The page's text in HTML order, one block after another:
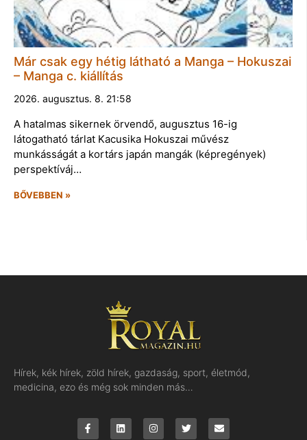
Már csak egy hétig látható a Manga – Hokuszai
– Manga c. kiállítás
2026. augusztus. 8. 21:58
A hatalmas sikernek örvendő, augusztus 16-ig
látogatható tárlat Kacusika Hokuszai művész
munkásságát a kortárs japán mangák (képregények)
perspektíváj…
BŐVEBBEN »
Hírek, kék hírek, zöld hírek, gazdaság, sport, életmód,
medicina, ezo és még sok minden más…